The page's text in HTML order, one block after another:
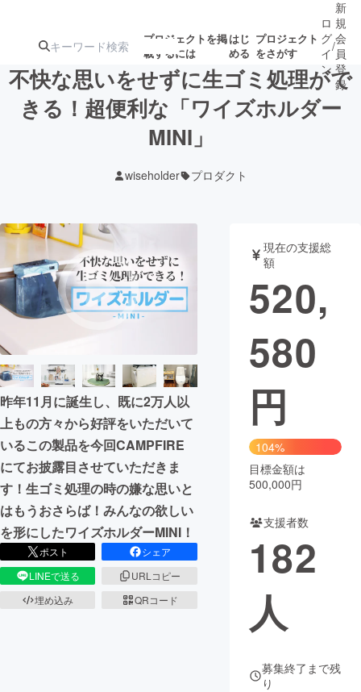
プロジェクトを掲
載するには
はじ
める
プロジェクト
をさがす
注目の新着プロ
募集終了が近いプ
テクノロジー・ガジェット
映像・映画 書籍・雑誌
チャレンジ
まちづくり・地域活性化
CAMPFIRE for Social Good
CAMPFIRE Creation
CAMPFIREふるさと納税
コミュニティ
ロ
グ
イ
ン
/
新
規
会
員
登
録
不快な思いをせずに生ゴミ処理がで
きる！超便利な「ワイズホルダー
MINI」
wiseholder プロダクト
昨年11月に誕生し、既に2万人以
上もの方々から好評をいただいて
いるこの製品を今回CAMPFIRE
にてお披露目させていただきま
す！生ゴミ処理の時の嫌な思いと
はもうおさらば！みんなの欲しい
を形にしたワイズホルダーMINI！
ポスト
シェア
LINEで送る
URLコピー
埋め込み
QRコード
現在の支援総
額
520,
580
円
104%
目標金額は
500,000円
支援者数
182
人
募集終了まで残
り